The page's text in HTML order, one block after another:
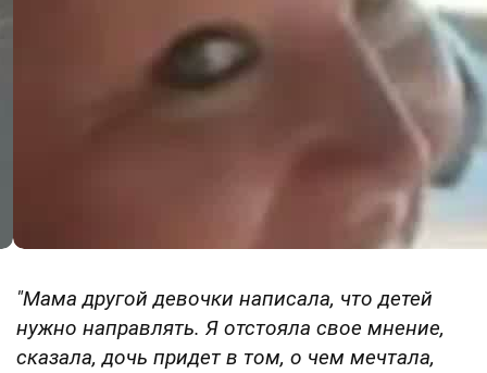
"Мама другой девочки написала, что детей
нужно направлять. Я отстояла свое мнение,
сказала, дочь придет в том, о чем мечтала,